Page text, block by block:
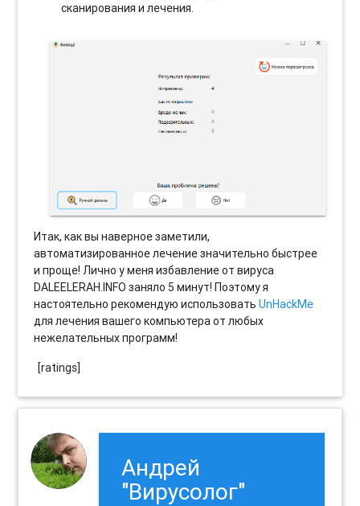
сканирования и лечения.
Итак, как вы наверное заметили,
автоматизированное лечение значительно быстрее
и проще! Лично у меня избавление от вируса
DALEELERAH.INFO заняло 5 минут! Поэтому я
настоятельно рекомендую использоватьUnHackMe
для лечения вашего компьютера от любых
нежелательных программ!
[ratings]
Андрей
"Вирусолог"